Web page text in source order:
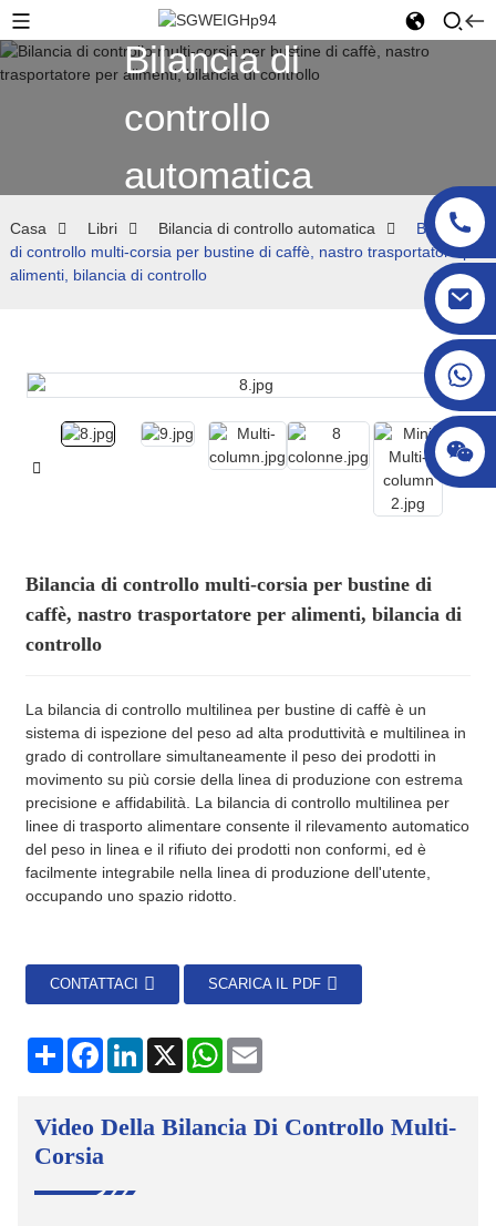
Bilancia di
controllo
automatica
Casa Libri Bilancia di controllo automatica
Bilancia
di controllo multi-corsia per bustine di caffè, nastro trasportatore per
alimenti, bilancia di controllo
Bilancia di controllo multi-corsia per bustine di
caffè, nastro trasportatore per alimenti, bilancia di
controllo
La bilancia di controllo multilinea per bustine di caffè è un
sistema di ispezione del peso ad alta produttività e multilinea in
grado di controllare simultaneamente il peso dei prodotti in
movimento su più corsie della linea di produzione con estrema
precisione e affidabilità. La bilancia di controllo multilinea per
linee di trasporto alimentare consente il rilevamento automatico
del peso in linea e il rifiuto dei prodotti non conformi, ed è
facilmente integrabile nella linea di produzione dell'utente,
occupando uno spazio ridotto.
CONTATTACI SCARICA IL PDF
condividere
FacebookLinkedIn
X BombaE-
Video Della Bilancia Di Controllo Multi-
Corsia